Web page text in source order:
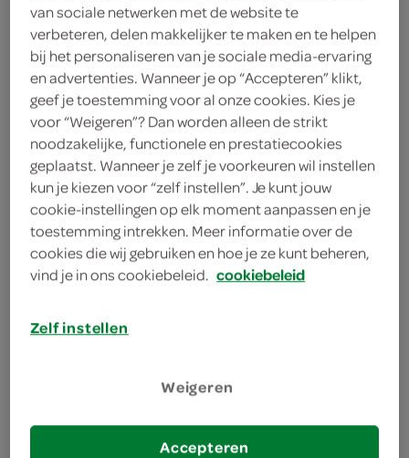
2.
49
320 Gram
Let op: aanbiedingen zijn niet zichtbaar bij de
producten, maar worden wél automatisch
verwerkt in de winkelmand.
van sociale netwerken met de website te
verbeteren, delen makkelijker te maken en te helpen
bij het personaliseren van je sociale media-ervaring
en advertenties. Wanneer je op “Accepteren” klikt,
geef je toestemming voor al onze cookies. Kies je
voor “Weigeren”? Dan worden alleen de strikt
noodzakelijke, functionele en prestatiecookies
geplaatst. Wanneer je zelf je voorkeuren wil instellen
kun je kiezen voor “zelf instellen”. Je kunt jouw
cookie-instellingen op elk moment aanpassen en je
toestemming intrekken. Meer informatie over de
cookies die wij gebruiken en hoe je ze kunt beheren,
vind je in ons cookiebeleid. cookiebeleid
Zelf instellen
Weigeren
Accepteren